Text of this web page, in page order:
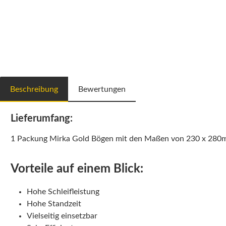
Beschreibung Bewertungen
Lieferumfang:
1 Packung Mirka Gold Bögen mit den Maßen von 230 x
Vorteile auf einem Blick:
Hohe Schleifleistung
Hohe Standzeit
Vielseitig einsetzbar